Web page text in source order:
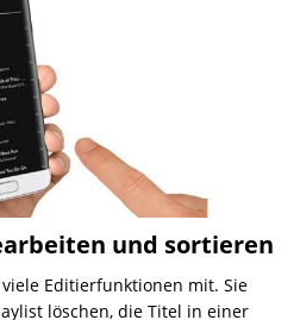
und sortieren
Editierfunktionen mit. Sie
löschen, die Titel in einer